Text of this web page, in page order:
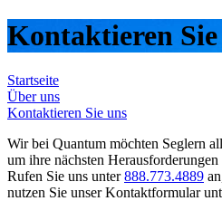
Kontaktieren Sie
Startseite
Über uns
Kontaktieren Sie uns
Wir bei Quantum möchten Seglern
um ihre nächsten Herausforderungen
Rufen Sie uns unter888.773.4889
nutzen Sie unser Kontaktformular